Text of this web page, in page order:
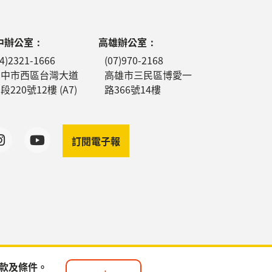
及條件。
辦公室：
1666
市西區台灣大道
220號12樓 (A7)
高雄辦公室：
(07)970-2168
高雄市三民區博愛一
路366號14樓
訂閱電子報